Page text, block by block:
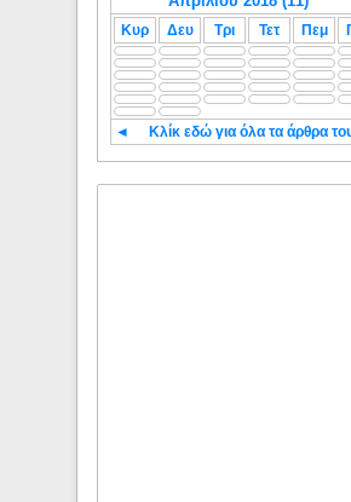
Κυρ Δευ Τρι Τετ Πεμ
◄ Κλίκ εδώ για όλα τα άρθρα